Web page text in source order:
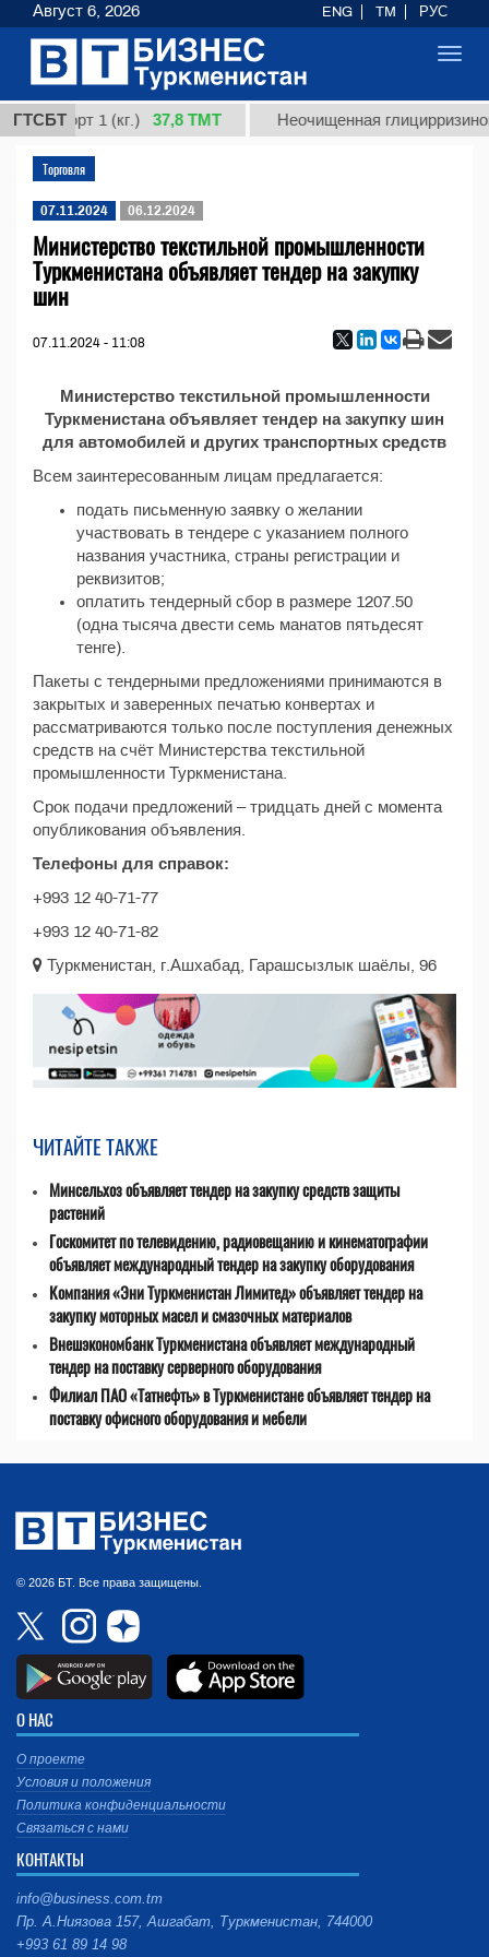
ГТСБТсорт 1 (кг.) 37,8 ТМТ Неочищенная
Торговля
07.11.2024 06.12.2024
Министерство текстильной промышленности
Туркменистана объявляет тендер на закупку
шин
07.11.2024 - 11:08
Министерство текстильной промышленности
Туркменистана объявляет тендер на закупку шин
для автомобилей и других транспортных средств
Всем заинтересованным лицам предлагается:
подать письменную заявку о желании
участвовать в тендере с указанием полного
названия участника, страны регистрации и
реквизитов;
оплатить тендерный сбор в размере 1207.50
(одна тысяча двести семь манатов пятьдесят
тенге).
Пакеты с тендерными предложениями принимаются в
закрытых и заверенных печатью конвертах и
рассматриваются только после поступления денежных
средств на счёт Министерства текстильной
промышленности Туркменистана.
Срок подачи предложений – тридцать дней с момента
опубликования объявления.
Телефоны для справок:
+993 12 40-71-77
+993 12 40-71-82
Туркменистан, г.Ашхабад, Гарашсызлык шаёлы, 96
ЧИТАЙТЕ ТАКЖЕ
Минсельхоз объявляет тендер на закупку средств защиты
растений
Госкомитет по телевидению, радиовещанию и кинематографии
объявляет международный тендер на закупку оборудования
Компания «Эни Туркменистан Лимитед» объявляет тендер на
закупку моторных масел и смазочных материалов
Внешэкономбанк Туркменистана объявляет международный
тендер на поставку серверного оборудования
Филиал ПАО «Татнефть» в Туркменистане объявляет тендер на
поставку офисного оборудования и мебели
© 2026 БТ. Все права защищены.
О НАС
О проекте
Условия и положения
Политика конфиденциальности
Связаться с нами
КОНТАКТЫ
info@business.com.tm
Пр. А.Ниязова 157, Ашгабат, Туркменистан, 744000
+993 61 89 14 98
Август 6, 2026 ENG TM РУС